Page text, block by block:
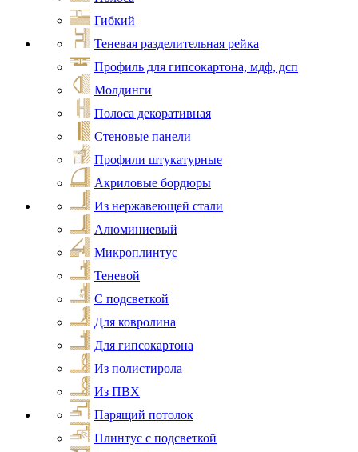
Гибкий
Теневая разделительная рейка
Профиль для гипсокартона, мдф, дсп
Молдинги
Полоса декоративная
Стеновые панели
Профили штукатурные
Акриловые бордюры
Из нержавеющей стали
Алюминиевый
Микроплинтус
Теневой
С подсветкой
Для ковролина
Для гипсокартона
Из полистирола
Из ПВХ
Парящий потолок
Плинтус с подсветкой